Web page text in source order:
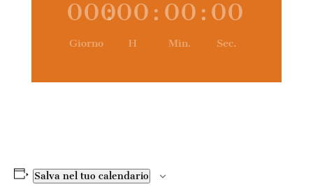
000
Giorno
:00
H
: 00
Min.
: 00
Sec.
Salva nel tuo calendario